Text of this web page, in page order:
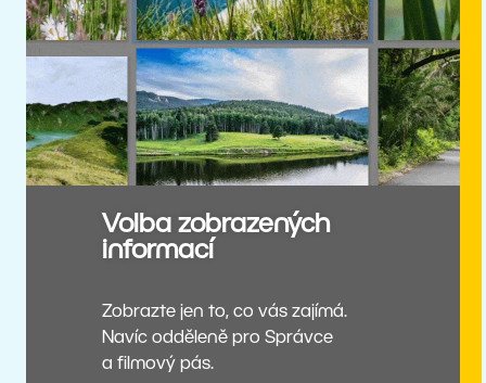
Volba zobrazených
informací
Zobrazte jen to, co vás zajímá.
Navíc odděleně pro Správce
a filmový pás.